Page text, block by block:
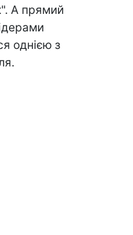
А прямий
однією з